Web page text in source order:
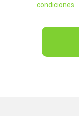
condiciones